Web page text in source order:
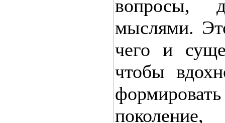
вопросы,
мыслями.
чего и
чтобы